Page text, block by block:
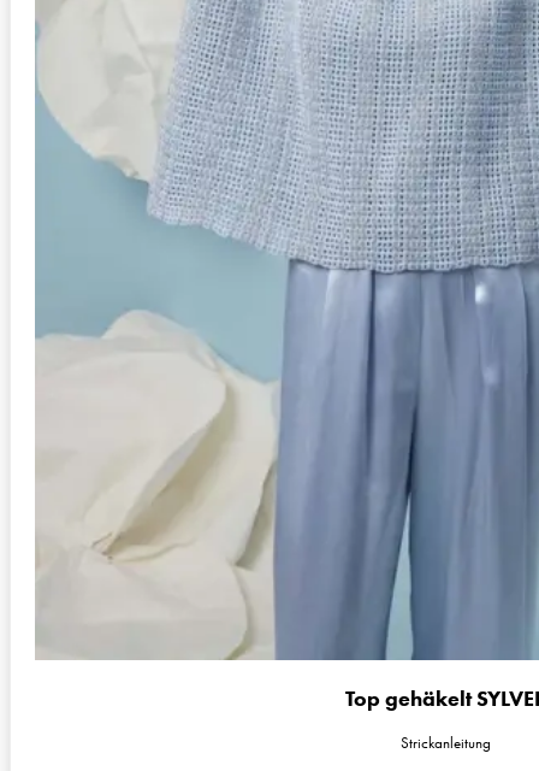
Anleitung in Größen
L/XL, S/M
Stil
Schal
Schwierigkeit
mittel
Top gehäkelt
Strickanleitung